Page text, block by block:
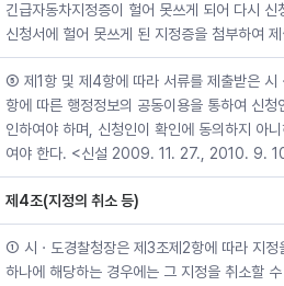
긴급자동차지정증이 헐어 못쓰게 되어 다시
신청서에 헐어 못쓰게 된 지정증을 첨부하여
⑤ 제1항 및 제4항에 따라 서류를 제출받은 시
항에 따른 행정정보의 공동이용을 통하여 신
인하여야 하며, 신청인이 확인에 동의하지 아
여야 한다. <신설 2009. 11. 27., 2010. 9.
제4조(지정의 취소 등)
① 시ㆍ도경찰청장은 제3조제2항에 따라 지정
하나에 해당하는 경우에는 그 지정을 취소